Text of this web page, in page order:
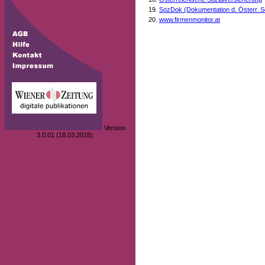
Version
3.0.01 (18.03.2018)
SozDok (Dokumentation d. Österr.
www.firmenmonitor.at